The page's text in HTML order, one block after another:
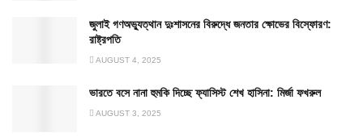
জুলাই গণঅভ্যুত্থান দুঃশাসনের বিরুদ্ধে জনতার ক্ষোভের বিস্ফোরণ:
রাষ্ট্রপতি
AUGUST 4, 2025
ভারতে বসে নানা হুমকি দিচ্ছে ফ্যাসিস্ট শেখ হাসিনা: মির্জা ফখরুল
AUGUST 3, 2025